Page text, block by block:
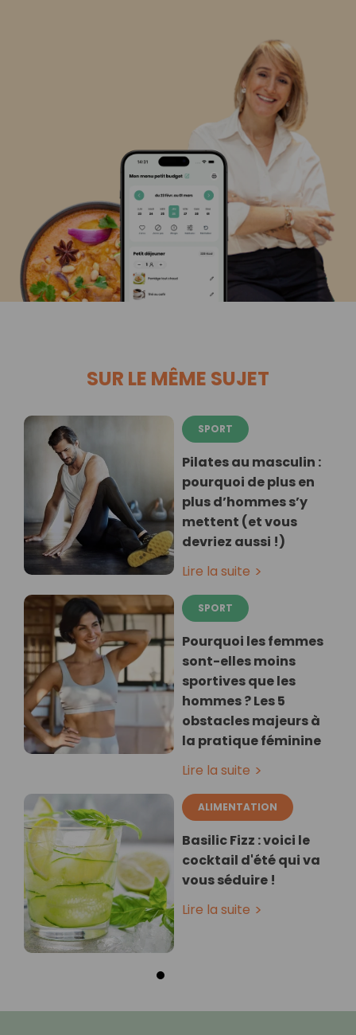
SUR LE MÊME SUJET
SPORT
Pilates au masculin :
pourquoi de plus en
plus d’hommes s’y
mettent (et vous
devriez aussi !)
Lire la suite
SPORT
Pourquoi les femmes
sont-elles moins
sportives que les
hommes ? Les 5
obstacles majeurs à
la pratique féminine
Lire la suite
ALIMENTATION
Basilic Fizz : voici le
cocktail d'été qui va
vous séduire !
Lire la suite